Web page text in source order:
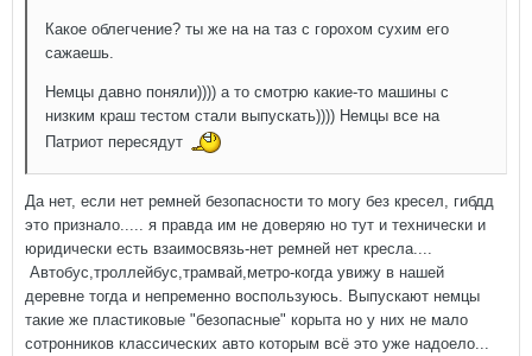
Какое облегчение? ты же на на таз с горохом сухим его
сажаешь.
Немцы давно поняли)))) а то смотрю какие-то машины с
низким краш тестом стали выпускать)))) Немцы все на
Патриот пересядут
Да нет, если нет ремней безопасности то могу без кресел, гибдд
это признало..... я правда им не доверяю но тут и технически и
юридически есть взаимосвязь-нет ремней нет кресла....
Автобус,троллейбус,трамвай,метро-когда увижу в нашей
деревне тогда и непременно воспользуюсь. Выпускают немцы
такие же пластиковые "безопасные" корыта но у них не мало
сотронников классических авто которым всё это уже надоело...